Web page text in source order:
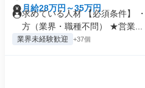
月給28万円～35万円
求めている人材 【必須条件】
方（業界・職種不問） ★営業...
業界未経験歓迎 +37個